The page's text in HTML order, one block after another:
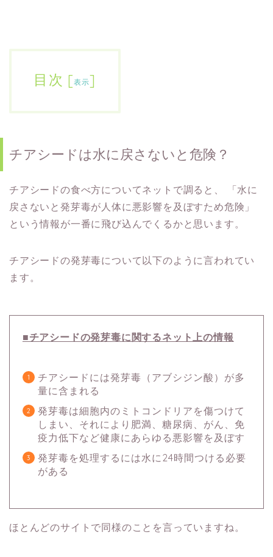
目次 [表示]
チアシードは水に戻さないと危険？
チアシードの食べ方についてネットで調ると、
「水に
戻さないと発芽毒が人体に悪影響を及ぼすため危険」
という情報が一番に飛び込んでくるかと思います。
チアシードの発芽毒について以下のように言われてい
ます。
■チアシードの発芽毒に関するネット上の情報
チアシードには発芽毒（アブシジン酸）が多
量に含まれる
発芽毒は細胞内のミトコンドリアを傷つけて
しまい、それにより肥満、糖尿病、がん、免
疫力低下など健康にあらゆる悪影響を及ぼす
発芽毒を処理するには水に24時間つける必要
がある
ほとんどのサイトで同様のことを言っていますね。